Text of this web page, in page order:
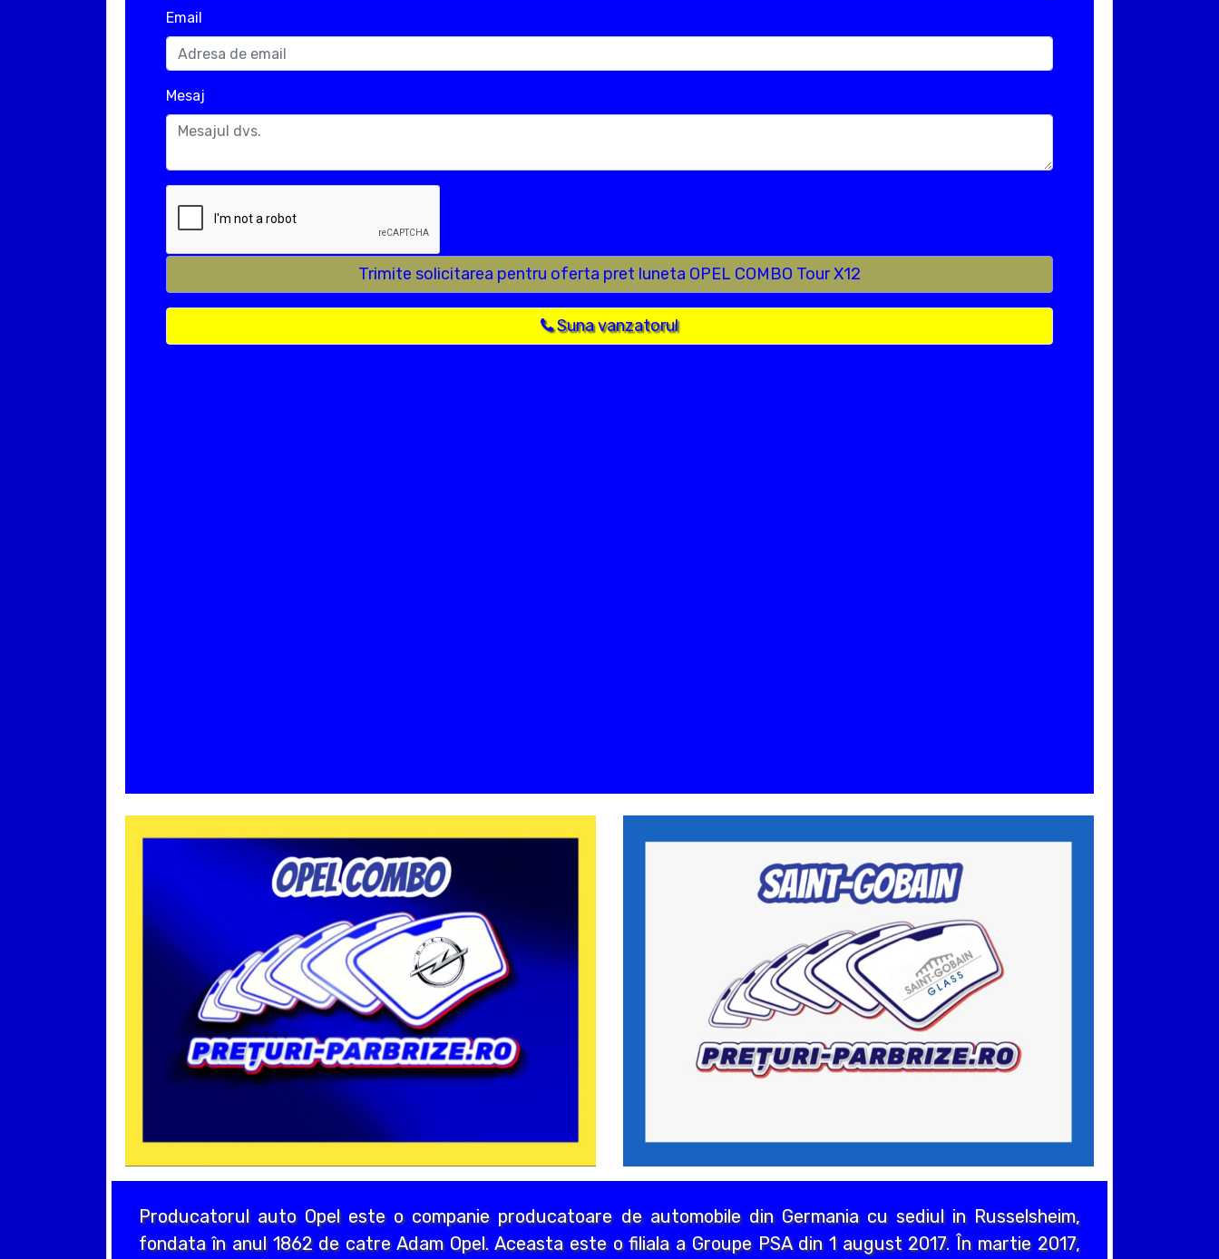
Email
Mesaj
Trimite solicitarea pentru oferta pret luneta OPEL COMBO Tour X12
Suna vanzatorul
Producatorul auto Opel este o companie producatoare de automobile din Germania cu sediul in Russelsheim,
fondata în anul 1862 de catre Adam Opel. Aceasta este o filiala a Groupe PSA din 1 august 2017. În martie 2017,